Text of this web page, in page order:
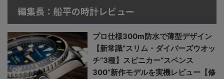
編集長：船平の時計レビュー
プロ仕様300m防水で薄型デザイン
【新常識“スリム・ダイバーズウオッ
チ”3種】スピニカー“スペンス
300”新作モデルを実機レビュー【修